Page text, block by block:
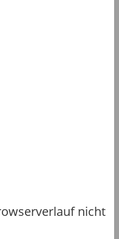
nicht